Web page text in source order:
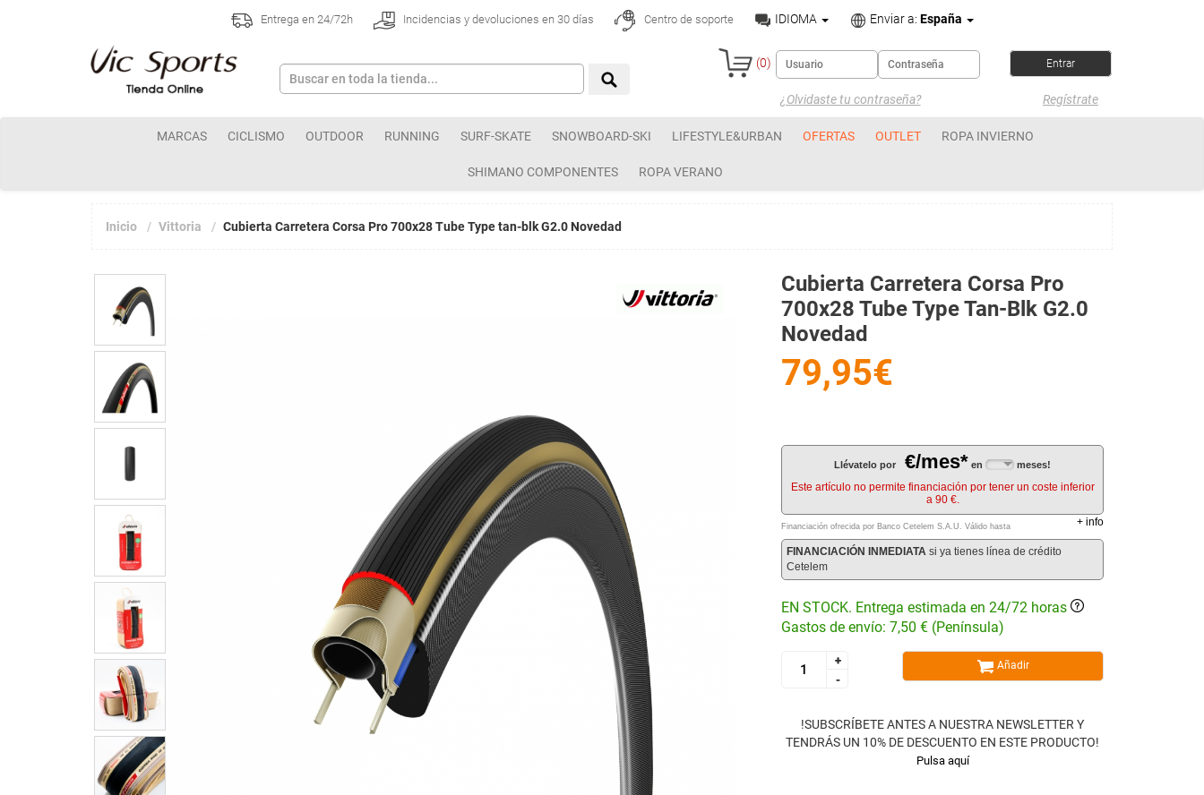
Entrega en 24/72h Incidencias y devoluciones en 30 días Centro de soporte IDIOMA Enviar a: España
(0)
¿Olvidaste tu contraseña? Regístrate
MARCAS CICLISMO OUTDOOR RUNNING SURF-SKATE SNOWBOARD-SKI LIFESTYLE&URBAN OFERTAS OUTLET ROPA INVIERNO
SHIMANO COMPONENTES ROPA VERANO
Inicio Vittoria Cubierta Carretera Corsa Pro 700x28 Tube Type tan-blk G2.0 Novedad
Cubierta Carretera Corsa Pro
700x28 Tube Type Tan-Blk G2.0
Novedad
79,95€
Llévatelo por €/mes* en meses!
Este artículo no permite financiación por tener un coste inferior
a 90 €.
Financiación ofrecida por Banco Cetelem S.A.U. Válido hasta + info
FINANCIACIÓN INMEDIATA si ya tienes línea de crédito
Cetelem
EN STOCK. Entrega estimada en 24/72 horas
Gastos de envío: 7,50 € (Península)
+
-
+
-
Añadir
!SUBSCRÍBETE ANTES A NUESTRA NEWSLETTER Y
TENDRÁS UN 10% DE DESCUENTO EN ESTE PRODUCTO!
Pulsa aquí